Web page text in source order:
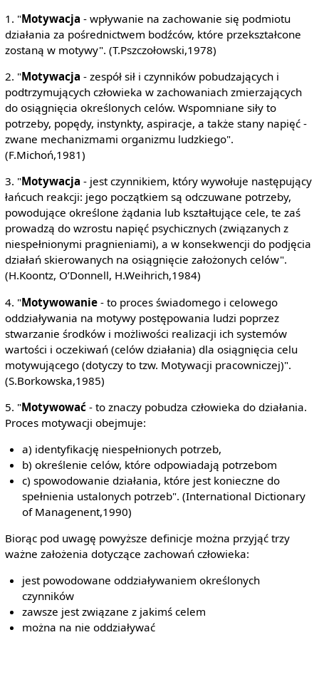
1. "Motywacja - wpływanie na zachowanie się podmiotu
działania za pośrednictwem bodźców, które przekształcone
zostaną w motywy". (T.Pszczołowski,1978)
2. "Motywacja - zespół sił i czynników pobudzających i
podtrzymujących człowieka w zachowaniach zmierzających
do osiągnięcia określonych celów. Wspomniane siły to
potrzeby, popędy, instynkty, aspiracje, a także stany napięć -
zwane mechanizmami organizmu ludzkiego".
(F.Michoń,1981)
3. "Motywacja - jest czynnikiem, który wywołuje następujący
łańcuch reakcji: jego początkiem są odczuwane potrzeby,
powodujące określone żądania lub kształtujące cele, te zaś
prowadzą do wzrostu napięć psychicznych (związanych z
niespełnionymi pragnieniami), a w konsekwencji do podjęcia
działań skierowanych na osiągnięcie założonych celów".
(H.Koontz, O’Donnell, H.Weihrich,1984)
4. "Motywowanie- to proces świadomego i celowego
oddziaływania na motywy postępowania ludzi poprzez
stwarzanie środków i możliwości realizacji ich systemów
wartości i oczekiwań (celów działania) dla osiągnięcia celu
motywującego (dotyczy to tzw. Motywacji pracowniczej)".
(S.Borkowska,1985)
5. "Motywować- to znaczy pobudza człowieka do działania.
Proces motywacji obejmuje:
a) identyfikację niespełnionych potrzeb,
b) określenie celów, które odpowiadają potrzebom
c) spowodowanie działania, które jest konieczne do
spełnienia ustalonych potrzeb". (International Dictionary
of Managenent,1990)
Biorąc pod uwagę powyższe definicje można przyjąć trzy
ważne założenia dotyczące zachowań człowieka:
jest powodowane oddziaływaniem określonych
czynników
zawsze jest związane z jakimś celem
można na nie oddziaływać